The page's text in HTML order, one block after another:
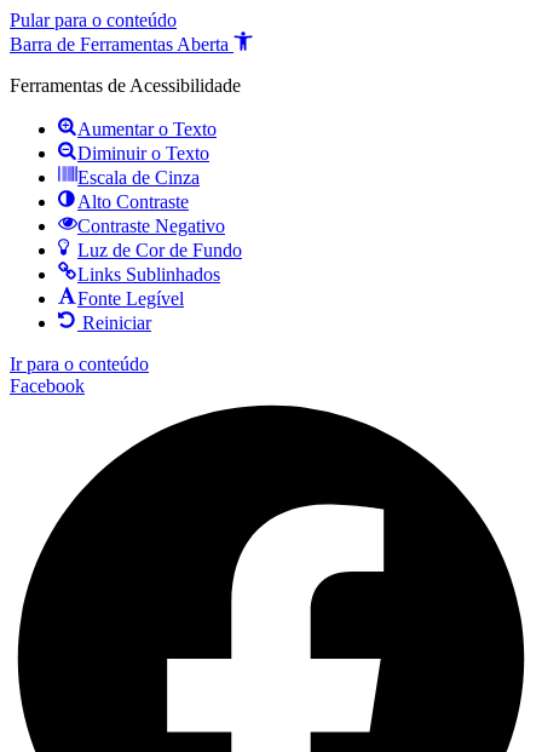
Pular para o conteúdo
Barra de Ferramentas Aberta
Ferramentas de Acessibilidade
Aumentar o Texto
Diminuir o Texto
Escala de Cinza
Alto Contraste
Contraste Negativo
Luz de Cor de Fundo
Links Sublinhados
Fonte Legível
Reiniciar
Ir para o conteúdo
Facebook